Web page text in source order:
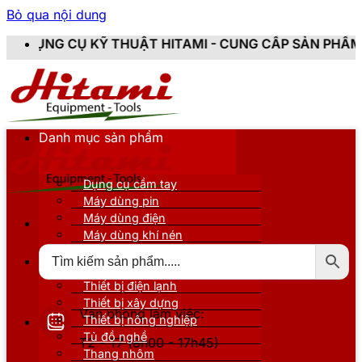
Bỏ qua nội dung
HITAMI - CUNG CẤP SẢN PHẨM CHÍNH HÃNG,
Văn phòng làm việc:
T2 - T7 (8h00 - 17h45)
Danh mục sản phẩm
Dụng cụ cầm tay
Máy dùng pin
Máy dùng điện
Máy dùng khí nén
Thiết bị nâng đỡ
Thiết bị điện lạnh
Thiết bị xây dựng
Thiết bị nông nghiệp
Tủ đồ nghề
Thang nhôm